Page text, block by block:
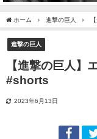
ホーム 進撃の巨人
進撃の巨人
【進撃の巨人】
#shorts
2023年6月13日